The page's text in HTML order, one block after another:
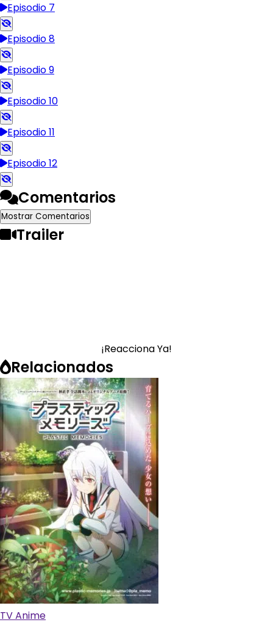
Episodio 7
Episodio 8
Episodio 9
Episodio 10
Episodio 11
Episodio 12
Comentarios
Mostrar Comentarios
Trailer
¡Reacciona Ya!
Relacionados
TV Anime